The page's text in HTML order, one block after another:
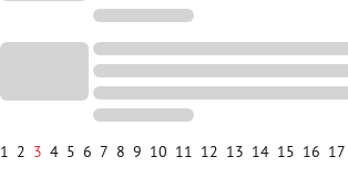
1 2 3 4 5 6 7 8 9 10 11 12 13 14 15 16 17